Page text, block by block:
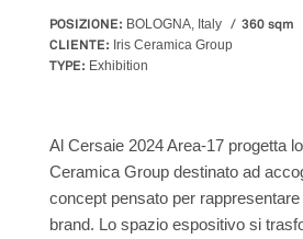
POSIZIONE: BOLOGNA, Italy 360 sqm
CLIENTE: Iris Ceramica Group
TYPE: Exhibition
Al Cersaie 2024 Area-17 progetta
Ceramica Group destinato ad
concept pensato per rappresentare
brand. Lo spazio espositivo si